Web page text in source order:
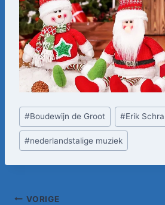
Bericht
tags:
#Boudewijn de Groot #Erik
#nederlandstalige muziek
VORIGE